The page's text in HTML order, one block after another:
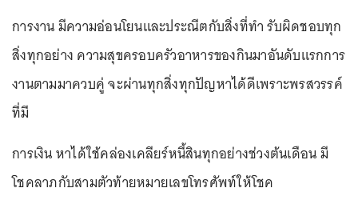
การงาน มีความอ่อนโยนและประณีตกับสิ่งที่ทำ รับผิดชอบทุก
สิ่งทุกอย่าง ความสุขครอบครัวอาหารของกินมาอันดับแรกการ
งานตามมาควบคู่ จะผ่านทุกสิ่งทุกปัญหาได้ดีเพราะพรสวรรค์
ที่มี
การเงิน หาได้ใช้คล่องเคลียร์หนี้สินทุกอย่างช่วงต้นเดือน มี
โชคลาภกับสามตัวท้ายหมายเลขโทรศัพท์ให้โชค